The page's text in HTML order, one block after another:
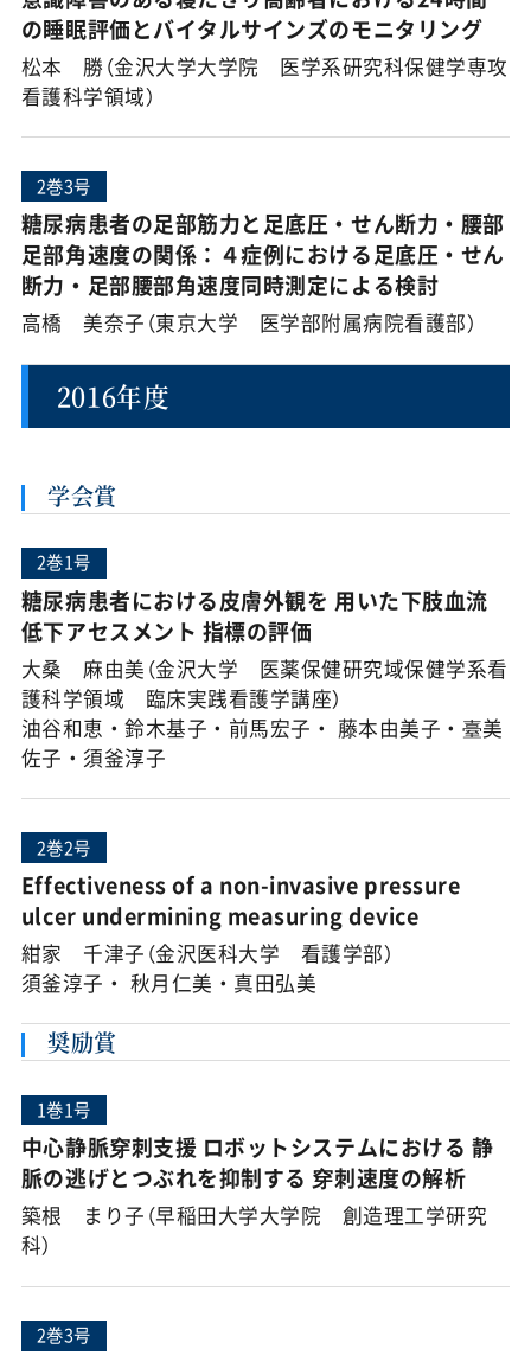
の睡眠評価とバイタルサインズのモニタリング
松本 勝（金沢大学大学院 医学系研究科保健学専攻
看護科学領域）
2巻3号
糖尿病患者の足部筋力と足底圧・せん断力・腰部
足部角速度の関係：４症例における足底圧・せん
断力・足部腰部角速度同時測定による検討
高橋 美奈子（東京大学 医学部附属病院看護部）
2016年度
学会賞
2巻1号
糖尿病患者における皮膚外観を 用いた下肢血流
低下アセスメント 指標の評価
大桑 麻由美（金沢大学 医薬保健研究域保健学系看
護科学領域 臨床実践看護学講座）
油谷和恵・鈴木基子・前馬宏子・ 藤本由美子・臺美
佐子・須釜淳子
2巻2号
Effectiveness of a non-invasive pressure
ulcer undermining measuring device
紺家 千津子（金沢医科大学 看護学部）
須釜淳子・ 秋月仁美・真田弘美
奨励賞
1巻1号
中心静脈穿刺支援 ロボットシステムにおける 静
脈の逃げとつぶれを抑制する 穿刺速度の解析
築根 まり子（早稲田大学大学院 創造理工学研究
科）
2巻3号